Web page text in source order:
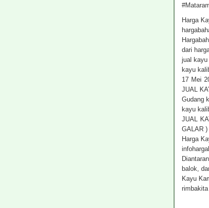
Harga
dari
jual kayu
kayu
17 Mei
JUAL
Gudang
kayu
JUAL
GALAR
Harga
balok,
Kayu